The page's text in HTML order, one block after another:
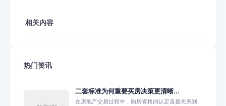
相关内容
热门资讯
二套标准为何重要买房决策更清晰...
在房地产交易过程中，购房资格的认定直接关系到